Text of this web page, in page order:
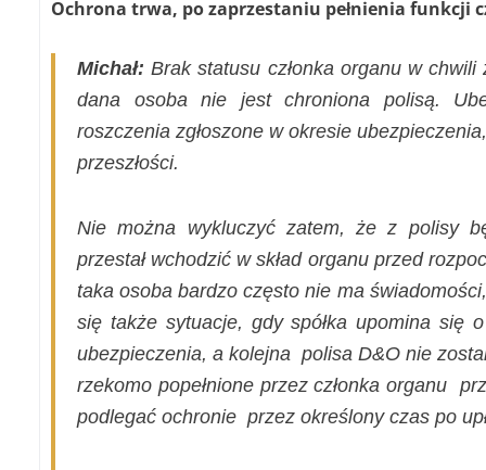
Ochrona trwa, po zaprzestaniu pełnienia funkcji
Michał: Brak statusu członka organu w
dana osoba nie jest chroniona polisą.
roszczenia zgłoszone w okresie
przeszłości.
Nie można wykluczyć zatem, że z polisy
przestał wchodzić w skład organu przed
taka osoba bardzo często nie ma
się także sytuacje, gdy spółka upomina się
ubezpieczenia, a kolejna polisa D&O nie
rzekomo popełnione przez członka organu
podlegać ochronie przez określony czas po